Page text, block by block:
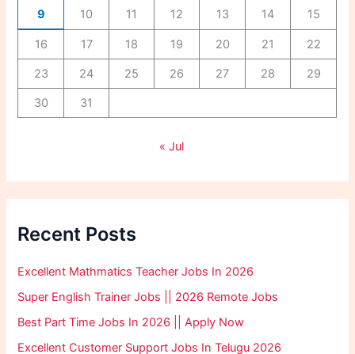
9 10 11 12 13 14 15
16 17 18 19 20 21 22
23 24 25 26 27 28 29
30 31
« Jul
Recent Posts
Excellent Mathmatics Teacher Jobs In 2026
Super English Trainer Jobs || 2026 Remote Jobs
Best Part Time Jobs In 2026 || Apply Now
Excellent Customer Support Jobs In Telugu 2026